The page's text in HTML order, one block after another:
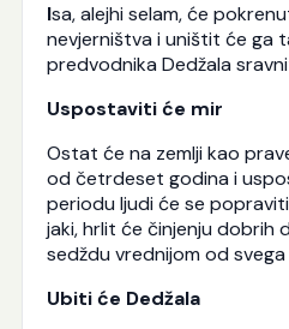
Isa, alejhi selam, će
nevjerništva i uništit će ga
predvodnika Dedžala
Uspostaviti će mir
Ostat će na zemlji kao
od četrdeset godina i
periodu ljudi će se
jaki, hrlit će činjenju dobrih
sedždu vrednijom od
Ubiti će Dedžala